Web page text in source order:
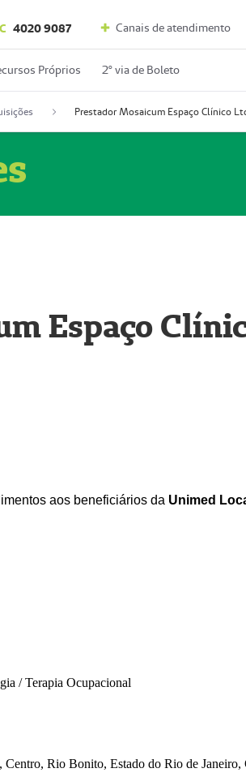
4020 9087 Canais de atendimento
Próprios 2º via de Boleto
Espaço
aos beneficiários da Unimed
/ Terapia Ocupacional
Rio Bonito, Estado do Rio de Janeiro,